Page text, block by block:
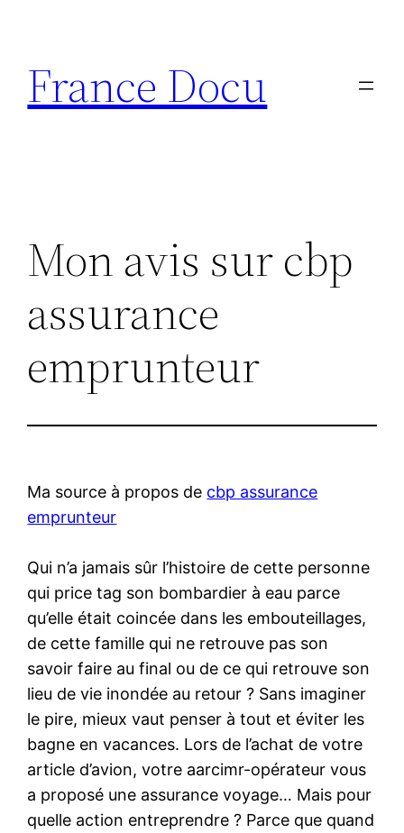
contenu
France Docu
Mon avis sur cbp
assurance
emprunteur
Ma source à propos de cbp assurance
emprunteur
Qui n’a jamais sûr l’histoire de cette personne
qui price tag son bombardier à eau parce
qu’elle était coincée dans les embouteillages,
de cette famille qui ne retrouve pas son
savoir faire au final ou de ce qui retrouve son
lieu de vie inondée au retour ? Sans imaginer
le pire, mieux vaut penser à tout et éviter les
bagne en vacances. Lors de l’achat de votre
article d’avion, votre aarcimr-opérateur vous
a proposé une assurance voyage… Mais pour
quelle action entreprendre ? Parce que quand